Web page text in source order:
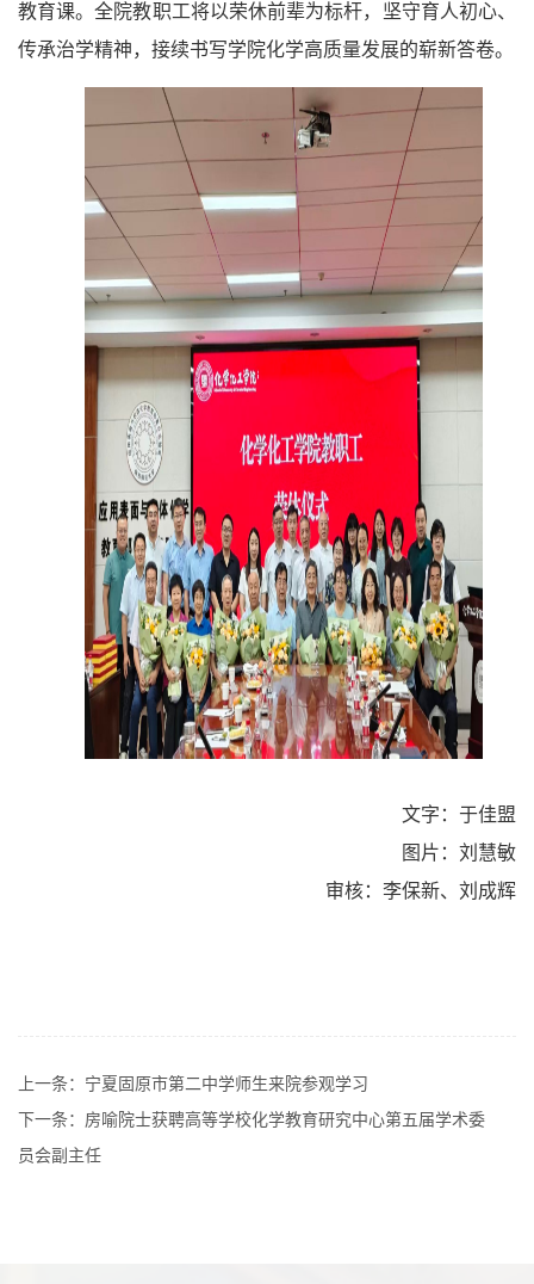
教育课。全院教职工将以荣休前辈为标杆，坚守育人初心、
传承治学精神，接续书写学院化学高质量发展的崭新答卷。
文字：于佳盟
图片：刘慧敏
审核：李保新、刘成辉
上一条： 宁夏固原市第二中学师生来院参观学习
下一条： 房喻院士获聘高等学校化学教育研究中心第五届学术委
员会副主任